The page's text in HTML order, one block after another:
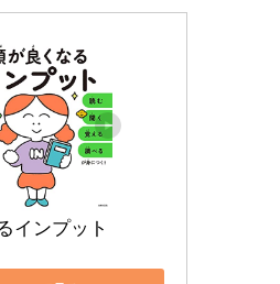
インプット